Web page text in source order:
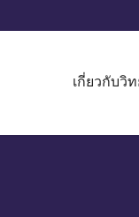
เกี่ยวกับวิ